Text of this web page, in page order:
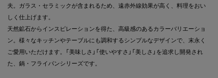
夫。ガラス・セラミックが含まれるため、遠赤外線効果が高く、料理をおい
しく仕上げます。
天然鉱石からインスピレーションを得た、高級感のあるカラーバリエーショ
ン。様々なキッチンやテーブルにも調和するシンプルなデザインで、末永く
ご愛用いただけます。「美味しさ」「使いやすさ」「美しさ」を追求し開発され
た、鍋・フライパンシリーズです。